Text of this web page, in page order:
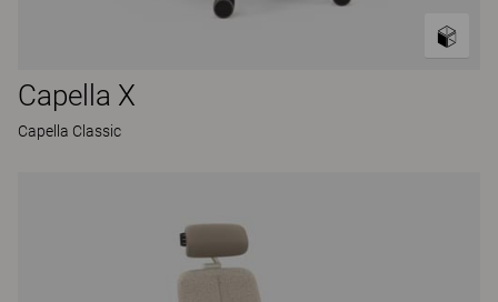
Capella X
Capella Classic